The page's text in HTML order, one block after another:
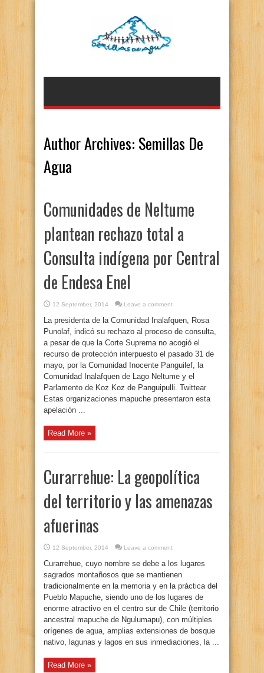
Author Archives: Semillas De
Agua
Comunidades de Neltume
plantean rechazo total a
Consulta indígena por Central
de Endesa Enel
12 September, 2014 Leave a comment
La presidenta de la Comunidad Inalafquen, Rosa
Punolaf, indicó su rechazo al proceso de consulta,
a pesar de que la Corte Suprema no acogió el
recurso de protección interpuesto el pasado 31 de
mayo, por la Comunidad Inocente Panguilef, la
Comunidad Inalafquen de Lago Neltume y el
Parlamento de Koz Koz de Panguipulli. Twittear
Estas organizaciones mapuche presentaron esta
apelación ...
Read More »
Curarrehue: La geopolítica
del territorio y las amenazas
afuerinas
12 September, 2014 Leave a comment
Curarrehue, cuyo nombre se debe a los lugares
sagrados montañosos que se mantienen
tradicionalmente en la memoria y en la práctica del
Pueblo Mapuche, siendo uno de los lugares de
enorme atractivo en el centro sur de Chile (territorio
ancestral mapuche de Ngulumapu), con múltiples
orígenes de agua, amplias extensiones de bosque
nativo, lagunas y lagos en sus inmediaciones, la ...
Read More »